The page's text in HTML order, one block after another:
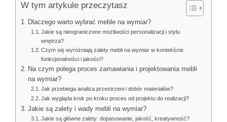
W tym artykule przeczytasz
Dlaczego warto wybrać meble na wymiar?
Jakie są nieograniczone możliwości personalizacji i stylu
wnętrza?
Czym się wyróżniają zalety mebli na wymiar w kontekście
funkcjonalności i jakości?
Na czym polega proces zamawiania i projektowania mebli
na wymiar?
Jak przebiega analiza przestrzeni i dobór materiałów?
Jak wygląda krok po kroku proces od projektu do realizacji?
Jakie są zalety i wady mebli na wymiar?
Jakie są główne zalety: dopasowanie, jakość, kreatywność?